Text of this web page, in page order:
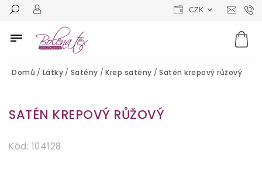
CZK
Domů / Látky / Satény / Krep satény / Satén krepový růžový
SATÉN KREPOVÝ RŮŽOVÝ
Kód: 104128